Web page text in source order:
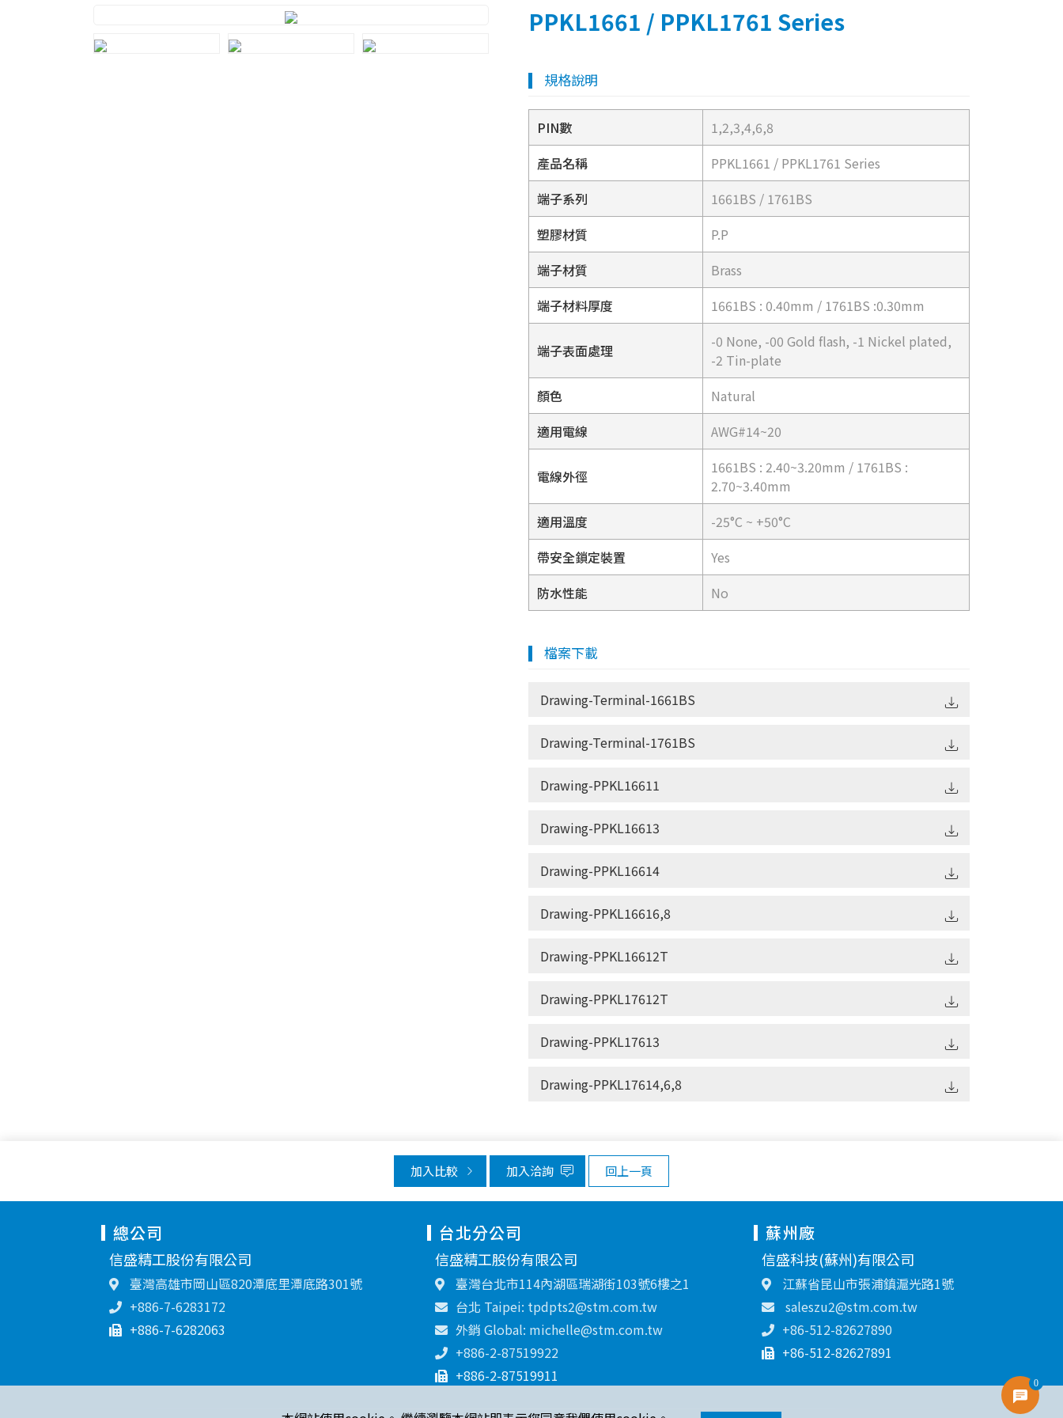
PPKL1661 / PPKL1761 Series
規格說明
PIN數
1,2,3,4,6,8
產品名稱
PPKL1661 / PPKL1761 Series
端子系列
1661BS / 1761BS
塑膠材質
P.P
端子材質
Brass
端子材料厚度
1661BS : 0.40mm / 1761BS :0.30mm
端子表面處理
-0 None, -00 Gold flash, -1 Nickel plated,
-2 Tin-plate
顏色
Natural
適用電線
AWG#14~20
電線外徑
1661BS : 2.40~3.20mm / 1761BS :
2.70~3.40mm
適用溫度
-25°C ~ +50°C
帶安全鎖定裝置
Yes
防水性能
No
檔案下載
Drawing-Terminal-1661BS
Drawing-Terminal-1761BS
Drawing-PPKL16611
Drawing-PPKL16613
Drawing-PPKL16614
Drawing-PPKL16616,8
Drawing-PPKL16612T
Drawing-PPKL17612T
Drawing-PPKL17613
Drawing-PPKL17614,6,8
加入比較 加入洽詢 回上一頁
總公司
信盛精工股份有限公司
臺灣高雄市岡山區820潭底里潭底路301號
+886-7-6283172
+886-7-6282063
台北分公司
信盛精工股份有限公司
臺灣台北市114內湖區瑞湖街103號6樓之1
台北 Taipei: tpdpts2@stm.com.tw
外銷 Global: michelle@stm.com.tw
+886-2-87519922
+886-2-87519911
蘇州廠
信盛科技(蘇州)有限公司
江蘇省昆山市張浦鎮滬光路1號
saleszu2@stm.com.tw
+86-512-82627890
+86-512-82627891
0